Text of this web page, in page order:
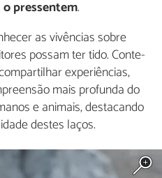
pressentem.
as vivências sobre
possam ter tido. Conte-
experiências,
mais profunda do
e animais, destacando
destes laços.